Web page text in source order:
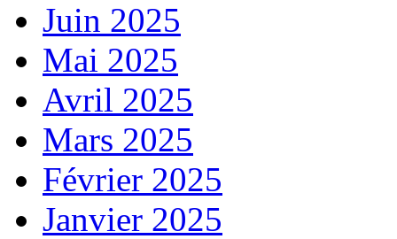
Juin 2025
Mai 2025
Avril 2025
Mars 2025
Février 2025
Janvier 2025